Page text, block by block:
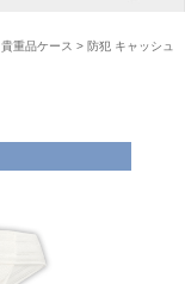
貴重品ケース > 防犯 キャッシュ